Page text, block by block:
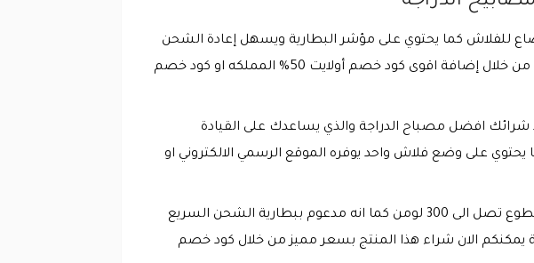
للفلاش كما يحتوي على مؤشر البطارية ويسهل إعادة الشحن
مره اخرى بسعر مميز يستطيع كافة العملاء الحصول على هذا المنتج بسعر اقل وذلك من خلال إضافة اقوى كود خصم أولايت 50% المملكه او كود خصم
خصم أولايت 50% المملكه او احدث كود خصم أولايت السعوديه 2026 عند شرائك افضل مصباح الدراجة والذي يساعدك على القيادة
على وضع فلاش واحد يوفره الموقع الرسمي الالكتروني او
يقدم متجر او لايت اقوى مصباح دراجة لديه العديد من المميزات من اهمها ان درجة السطوع تصل الى 300 لومن كما انه مدعوم ببطارية الشحن السريع
امبير والتي يمكن ان تستخدم لمدة 13 ساعة متواصلة يمكنكم الان شراء هذا المنتج بسعر مميز من خلال كود خصم